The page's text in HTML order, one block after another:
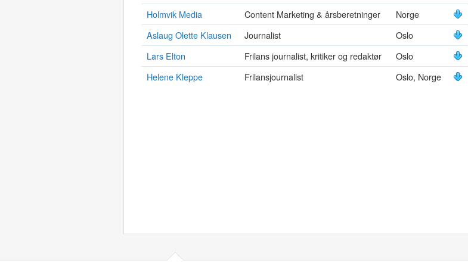
Holmvik Media Content Marketing & årsberetninger
Norge
Aslaug Olette Klausen
Journalist
Oslo
Lars Elton
Frilans journalist, kritiker og redaktør
Oslo
Helene Kleppe
Frilansjournalist Oslo, Norge